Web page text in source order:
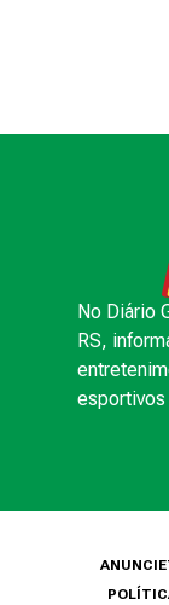
No Diário
RS,
ANUNCIE